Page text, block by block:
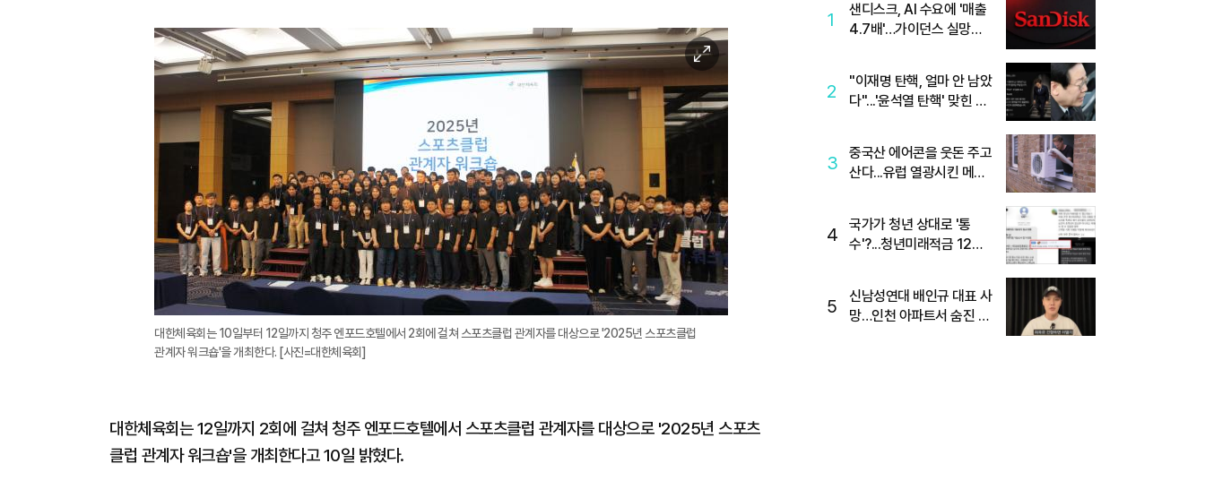
이
미
지
확
대한체육회는 10일부터 12일까지 청주 엔포드호텔에서 2회에 걸쳐 스포츠클럽 관계자를 대상으로 '2025년 스포츠클럽
관계자 워크숍'을 개최한다. [사진=대한체육회]
대한체육회는 12일까지 2회에 걸쳐 청주 엔포드호텔에서 스포츠클럽 관계자를 대상으로 '2025년 스포츠
클럽 관계자 워크숍'을 개최한다고 10일 밝혔다.
1
샌디스크, AI 수요에 '매출
4.7배'…가이던스 실망에
2
"이재명 탄핵, 얼마 안 남았
다"...'윤석열 탄핵' 맞힌 무
3
중국산 에어콘을 웃돈 주고
산다...유럽 열광시킨 메이
4
국가가 청년 상대로 '통
수'?...청년미래적금 12%
5
신남성연대 배인규 대표 사
망…인천 아파트서 숨진 채